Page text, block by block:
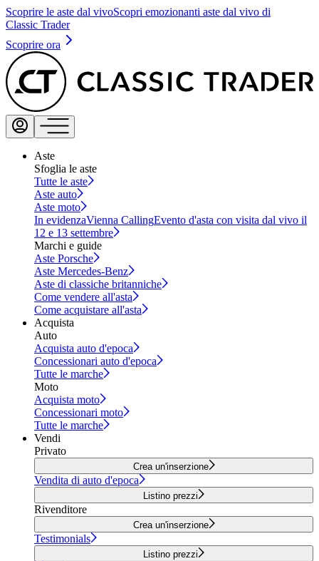
Scoprire le aste dal vivoScopri emozionanti aste dal vivo di
Classic Trader
Scoprire ora
Aste
Sfoglia le aste
Tutte le aste
Aste auto
Aste moto
In evidenzaVienna CallingEvento d'asta con visita dal vivo il
12 e 13 settembre
Marchi e guide
Aste Porsche
Aste Mercedes-Benz
Aste di classiche britanniche
Come vendere all'asta
Come acquistare all'asta
Acquista
Auto
Acquista auto d'epoca
Concessionari auto d'epoca
Tutte le marche
Moto
Acquista moto
Concessionari moto
Tutte le marche
Vendi
Privato
Crea un'inserzione
Vendita di auto d'epoca
Listino prezzi
Rivenditore
Crea un'inserzione
Testimonials
Listino prezzi